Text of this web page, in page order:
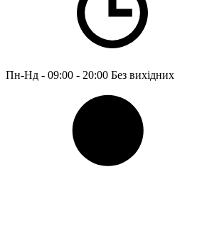
Пн-Нд - 09:00 - 20:00 Без вихідних